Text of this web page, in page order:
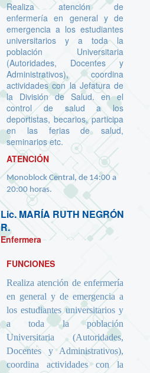
Realiza atención de
enfermería en general y de
emergencia a los estudiantes
universitarios y a toda la
población Universitaria
(Autoridades, Docentes y
Administrativos), coordina
actividades con la Jefatura de
la División de Salud. en el
control de salud a los
deportistas, becarios, participa
en las ferias de salud,
seminarios etc.
ATENCIÓN
Monoblock Central, de 14:00 a
20:00 horas.
Lic.MARÍA RUTH NEGRÓN
R.
Enfermera
FUNCIONES
Realiza atención de enfermería
en general y de emergencia a
los estudiantes universitarios y
a toda la población
Universitaria (Autoridades,
Docentes y Administrativos),
coordina actividades con la